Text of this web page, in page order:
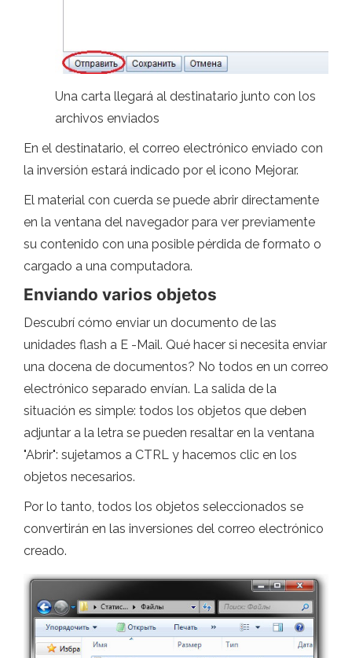
Una carta llegará al destinatario junto con los
archivos enviados
En el destinatario, el correo electrónico enviado con
la inversión estará indicado por el icono Mejorar.
El material con cuerda se puede abrir directamente
en la ventana del navegador para ver previamente
su contenido con una posible pérdida de formato o
cargado a una computadora.
Enviando varios objetos
Descubrí cómo enviar un documento de las
unidades flash a E -Mail. Qué hacer si necesita enviar
una docena de documentos? No todos en un correo
electrónico separado envían. La salida de la
situación es simple: todos los objetos que deben
adjuntar a la letra se pueden resaltar en la ventana
"Abrir": sujetamos a CTRL y hacemos clic en los
objetos necesarios.
Por lo tanto, todos los objetos seleccionados se
convertirán en las inversiones del correo electrónico
creado.